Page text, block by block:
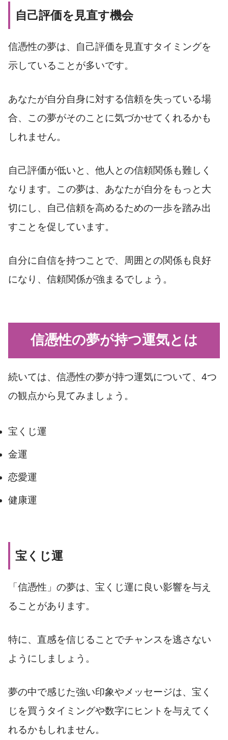
自己評価を見直す機会
信憑性の夢は、自己評価を見直すタイミングを
示していることが多いです。
あなたが自分自身に対する信頼を失っている場
合、この夢がそのことに気づかせてくれるかも
しれません。
自己評価が低いと、他人との信頼関係も難しく
なります。この夢は、あなたが自分をもっと大
切にし、自己信頼を高めるための一歩を踏み出
すことを促しています。
自分に自信を持つことで、周囲との関係も良好
になり、信頼関係が強まるでしょう。
信憑性の夢が持つ運気とは
続いては、信憑性の夢が持つ運気について、4つ
の観点から見てみましょう。
宝くじ運
金運
恋愛運
健康運
宝くじ運
「信憑性」の夢は、宝くじ運に良い影響を与え
ることがあります。
特に、直感を信じることでチャンスを逃さない
ようにしましょう。
夢の中で感じた強い印象やメッセージは、宝く
じを買うタイミングや数字にヒントを与えてく
れるかもしれません。